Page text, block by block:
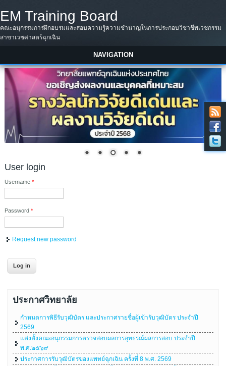
EM Training Board
คณะอนุกรรมการฝึกอบรมและสอบความรู้ความชำนาญในการประกอบวิชาชีพเวชกรรม
สาขาเวชศาสตร์ฉุกเฉิน
NAVIGATION
User login
Username *
Password *
Request new password
ประกาศวิทยาลัย
กำหนดการพิธีรับวุฒิบัตร และประกาศรายชื่อผู้เข้ารับวุฒิบัตร ประจำปี
2569
แต่งตั้งคณะอนุกรรมการตรวจสอบผลการอุทธรณ์ผลการสอบ ประจำปี
พ.ศ.๒๕๖๙
ประกาศการรับวุฒิบัตรของแพทย์ฉุกเฉิน ครั้งที่ 8 พ.ศ. 2569